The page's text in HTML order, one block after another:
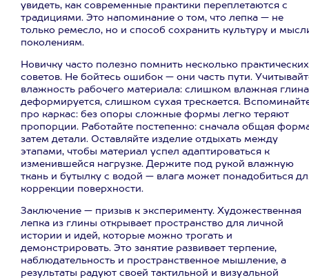
увидеть, как современные практики переплетаются с
традициями. Это напоминание о том, что лепка — не
только ремесло, но и способ сохранить культуру и
поколениям.
Новичку часто полезно помнить несколько практических
советов. Не бойтесь ошибок — они часть пути.
влажность рабочего материала: слишком влажная глина
деформируется, слишком сухая трескается.
про каркас: без опоры сложные формы легко теряют
пропорции. Работайте постепенно: сначала общая
затем детали. Оставляйте изделие отдыхать между
этапами, чтобы материал успел адаптироваться к
изменившейся нагрузке. Держите под рукой влажную
ткань и бутылку с водой — влага может понадобиться
коррекции поверхности.
Заключение — призыв к эксперименту. Художественная
лепка из глины открывает пространство для личной
истории и идей, которые можно трогать и
демонстрировать. Это занятие развивает терпение,
наблюдательность и пространственное мышление, а
результаты радуют своей тактильной и визуальной